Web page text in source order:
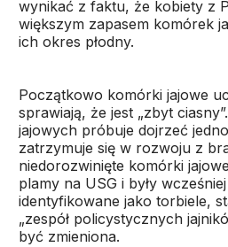
wynikać z faktu, że kobiety z
większym zapasem komórek
ich okres płodny.
Początkowo komórki jajowe
sprawiają, że jest „zbyt
jajowych próbuje dojrzeć
zatrzymuje się w rozwoju z
niedorozwinięte komórki
plamy na USG i były wcześniej
identyfikowane jako torbiele,
„zespół policystycznych
być zmieniona.